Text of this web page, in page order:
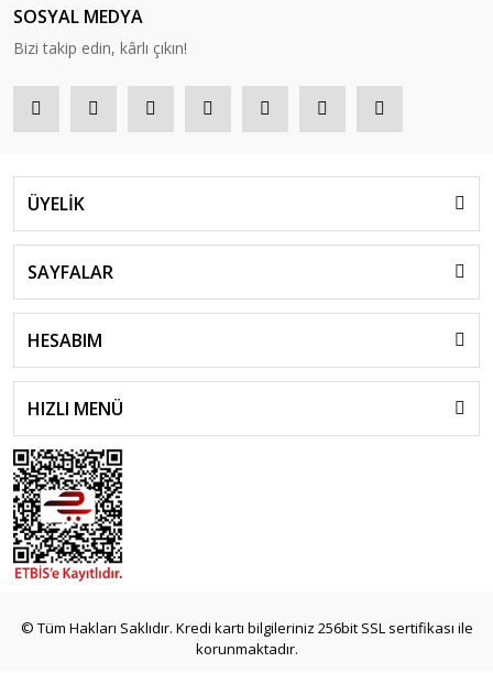
SOSYAL MEDYA
Bizi takip edin, kârlı çıkın!
ÜYELİK
SAYFALAR
HESABIM
HIZLI MENÜ
© Tüm Hakları Saklıdır. Kredi kartı bilgileriniz 256bit SSL sertifikası ile
korunmaktadır.